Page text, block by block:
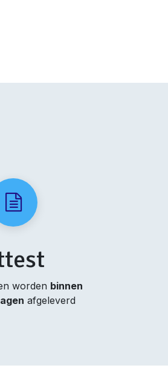
worden binnen
afgeleverd